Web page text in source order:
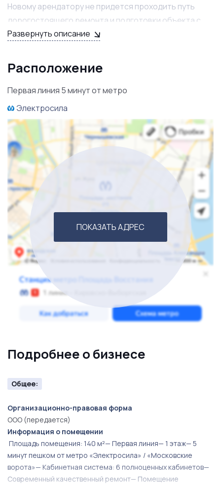
Новому арендатору не придется проходить путь
дорогостоящего ремонта и подготовки объекта с
нуля.
ремонт;
✔ оборудованы кабинеты с мокрыми точками;
✔ смонтированы необходимые инженерные системы;
✔ установлена система вентиляции;
✔ помещение длительное время использовалось
под медицинскую деятельность;
✔ остается мебель, системы хранения, часть
оснащения кабинетов, кушетки и другое имущество.
Характеристики объекта:
• площадь — 140,9 м²;
• просторная зона ресепшен;
• отдельные санузлы для посетителей и персонала;
• первый этаж;
• первая линия.
Развернуть описание
Расположение
Первая линия 5 минут от метро
Электросила
ПОКАЗАТЬ АДРЕС
Подробнее о бизнесе
Общее:
Организационно-правовая форма
ООО (передается)
Информация о помещении
Площадь помещения: 140 м²— Первая линия— 1 этаж— 5
минут пешком от метро «Электросила» / «Московские
ворота»— Кабинетная система: 6 полноценных кабинетов—
Современный качественный ремонт— Помещение